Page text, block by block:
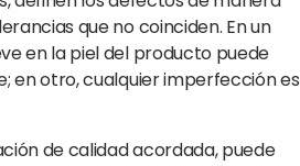
que no coinciden. En un
en la piel del producto puede
en otro, cualquier imperfección es
de calidad acordada, puede